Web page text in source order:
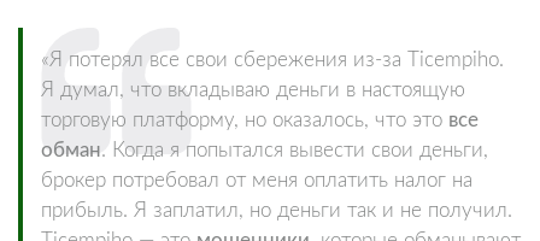
«Я потерял все свои сбережения из-за Ticempiho.
Я думал, что вкладываю деньги в настоящую
торговую платформу, но оказалось, что это все
обман. Когда я попытался вывести свои деньги,
брокер потребовал от меня оплатить налог на
прибыль. Я заплатил, но деньги так и не получил.